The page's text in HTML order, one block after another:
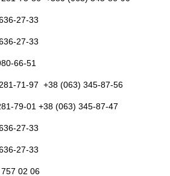
27-33
27-33
66-51
71-97 +38 (063) 345-87-56
79-01 +38 (063) 345-87-47
27-33
27-33
02 06